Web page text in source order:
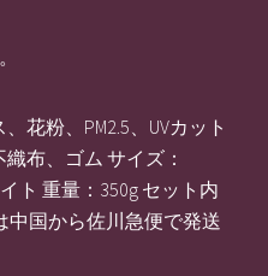
花粉、PM2.5、UVカット
布、ゴム サイズ：
ト 重量：350g セット内
中国から佐川急便で発送